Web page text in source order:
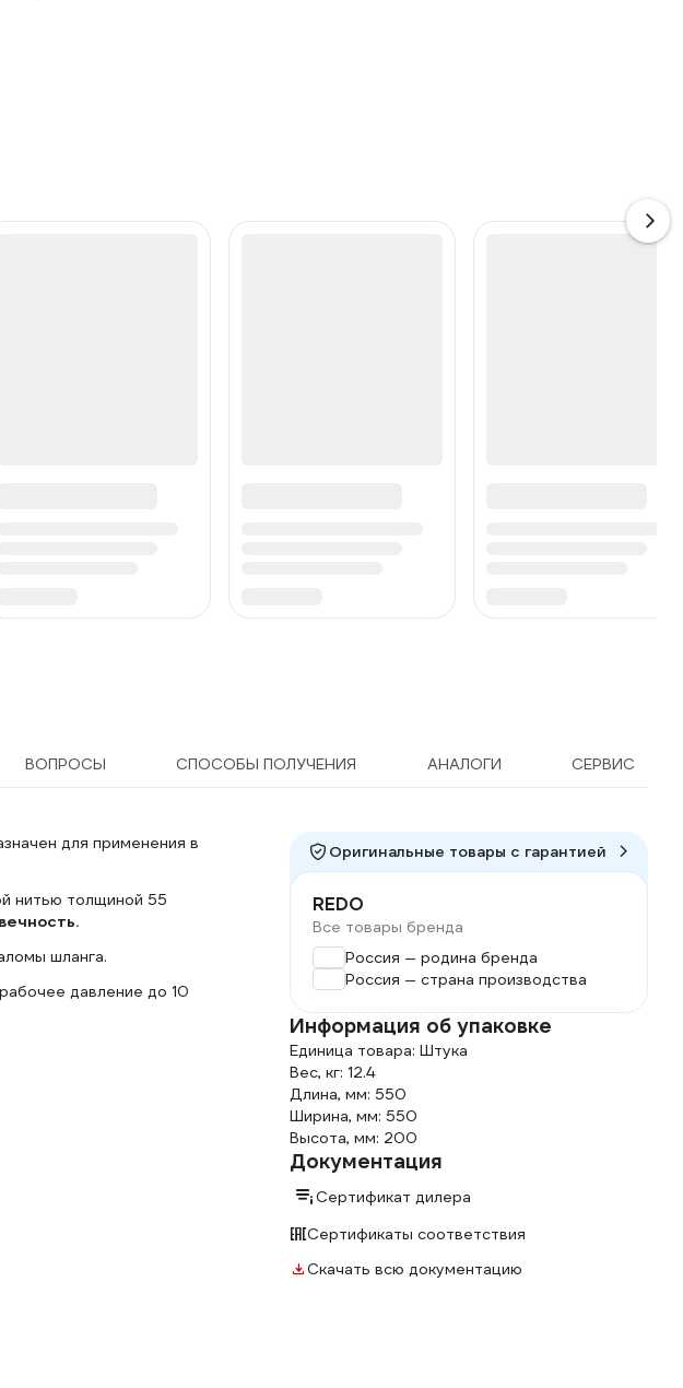
ВОПРОСЫ СПОСОБЫ ПОЛУЧЕНИЯ АНАЛОГИ СЕРВИС
для применения в
нитью толщиной 55
шланга.
давление до 10
Оригинальные товары c гарантией
REDO
Все товары бренда
Россия — родина бренда
Россия — страна производства
Информация об упаковке
Единица товара: Штука
Вес, кг: 12.4
Длина, мм: 550
Ширина, мм: 550
Высота, мм: 200
Документация
Сертификат дилера
Сертификаты соответствия
Скачать всю документацию